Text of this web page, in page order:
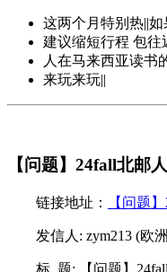
这两个月特别热||
建议缩短行程 包往
人在马来西亚读书
来玩来玩||
【问题】24fall北邮
链接地址： 【问题
发信人: zym213 (欧
标 题: 【问题】